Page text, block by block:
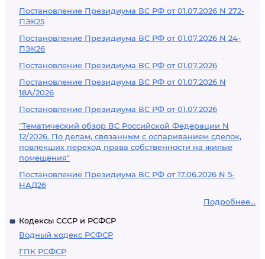
Постановление Президиума ВС РФ от 01.07.2026 N 272-
ПЭК25
Постановление Президиума ВС РФ от 01.07.2026 N 24-
ПЭК26
Постановление Президиума ВС РФ от 01.07.2026
Постановление Президиума ВС РФ от 01.07.2026 N
18А/2026
Постановление Президиума ВС РФ от 01.07.2026
"Тематический обзор ВС Российской Федерации N
12/2026. По делам, связанным с оспариванием сделок,
повлекших переход права собственности на жилые
помещения"
Постановление Президиума ВС РФ от 17.06.2026 N 5-
НАД26
Подробнее...
Кодексы СССР и РСФСР
Водный кодекс РСФСР
ГПК РСФСР